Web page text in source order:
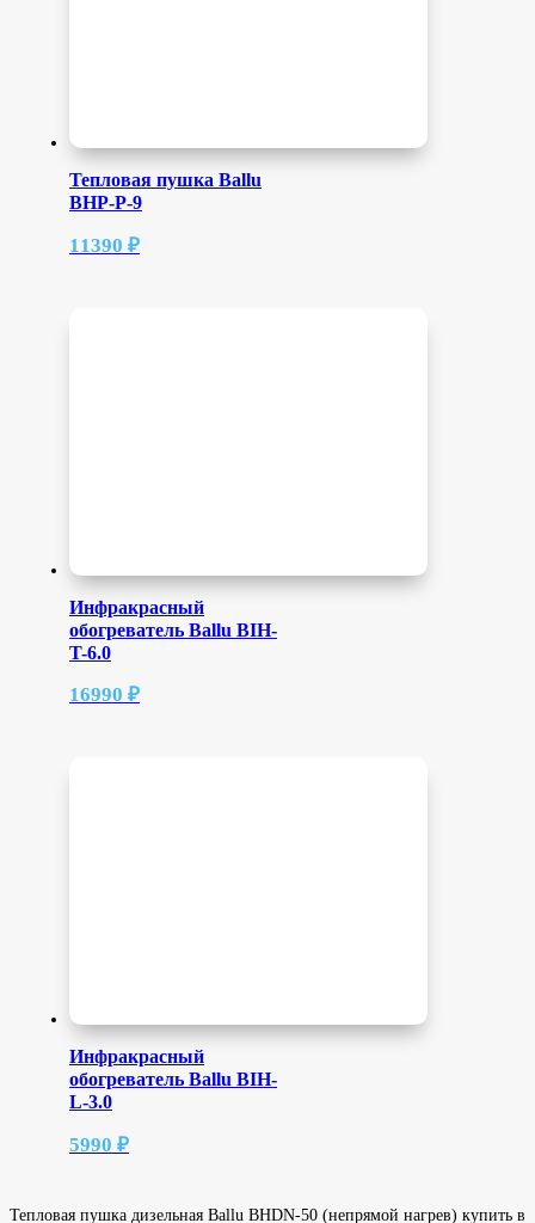
Тепловая пушка Ballu
BHP-P-9
11390 ₽
Инфракрасный
обогреватель Ballu BIH-
T-6.0
16990 ₽
Инфракрасный
обогреватель Ballu BIH-
L-3.0
5990 ₽
Тепловая пушка дизельная Ballu BHDN-50 (непрямой нагрев) купить в